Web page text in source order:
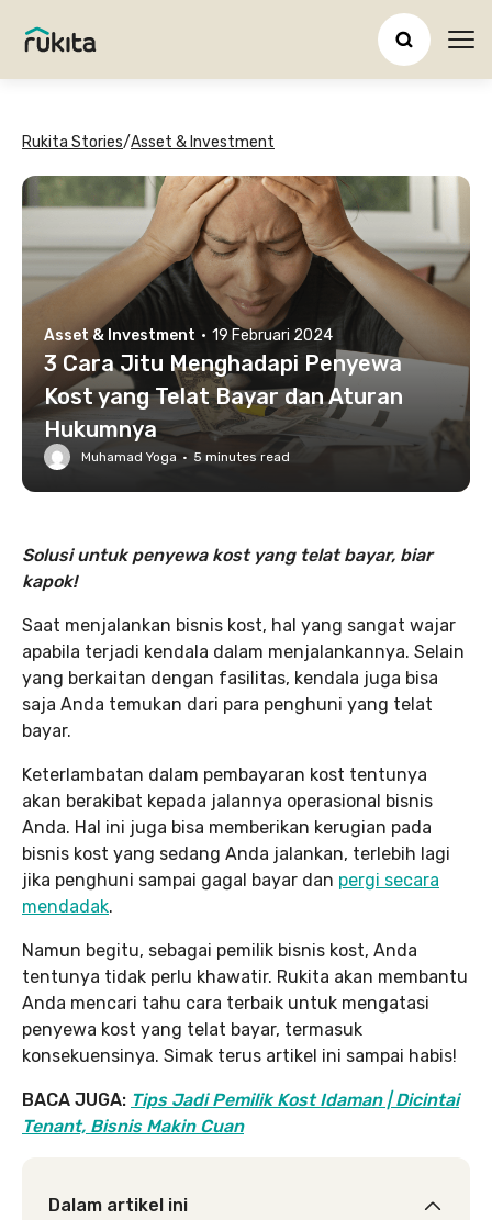
Rukita Stories/Asset & Investment
Asset & Investment · 19 Februari 2024
3 Cara Jitu Menghadapi Penyewa
Kost yang Telat Bayar dan Aturan
Hukumnya
Muhamad Yoga · 5 minutes read
Solusi untuk penyewa kost yang telat bayar, biar
kapok!
Saat menjalankan bisnis kost, hal yang sangat wajar
apabila terjadi kendala dalam menjalankannya. Selain
yang berkaitan dengan fasilitas, kendala juga bisa
saja Anda temukan dari para penghuni yang telat
bayar.
Keterlambatan dalam pembayaran kost tentunya
akan berakibat kepada jalannya operasional bisnis
Anda. Hal ini juga bisa memberikan kerugian pada
bisnis kost yang sedang Anda jalankan, terlebih lagi
jika penghuni sampai gagal bayar dan pergi secara
mendadak.
Namun begitu, sebagai pemilik bisnis kost, Anda
tentunya tidak perlu khawatir. Rukita akan membantu
Anda mencari tahu cara terbaik untuk mengatasi
penyewa kost yang telat bayar, termasuk
konsekuensinya. Simak terus artikel ini sampai habis!
BACA JUGA: Tips Jadi Pemilik Kost Idaman | Dicintai
Tenant, Bisnis Makin Cuan
Dalam artikel ini